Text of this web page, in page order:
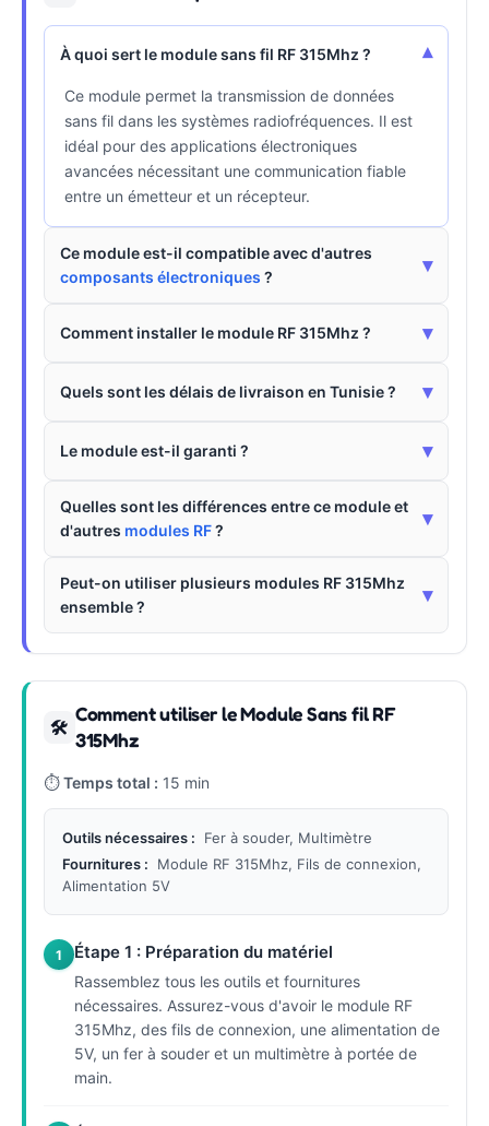
À quoi sert le module sans fil RF 315Mhz ? ▾
Ce module permet la transmission de données
sans fil dans les systèmes radiofréquences. Il est
idéal pour des applications électroniques
avancées nécessitant une communication fiable
entre un émetteur et un récepteur.
Ce module est-il compatible avec d'autres
composants électroniques ?
▾
Comment installer le module RF 315Mhz ? ▾
Quels sont les délais de livraison en Tunisie ? ▾
Le module est-il garanti ? ▾
Quelles sont les différences entre ce module et
d'autres modules RF?
▾
Peut-on utiliser plusieurs modules RF 315Mhz
ensemble ?
▾
🛠
Comment utiliser le Module Sans fil RF
315Mhz
⏱Temps total : 15 min
Outils nécessaires :
Fer à souder, Multimètre
Fournitures :
Module RF 315Mhz, Fils de connexion,
Alimentation 5V
1 Étape 1 : Préparation du matériel
Rassemblez tous les outils et fournitures
nécessaires. Assurez-vous d'avoir le module RF
315Mhz, des fils de connexion, une alimentation de
5V, un fer à souder et un multimètre à portée de
main.